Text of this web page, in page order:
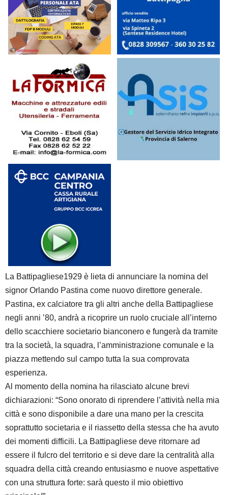
La Battipagliese1929 è lieta di annunciare la nomina del
signor Orlando Pastina come nuovo direttore generale.
Pastina, ex calciatore tra gli altri anche della Battipagliese
negli anni ’80, andrà a ricoprire un ruolo cruciale all’interno
dello scacchiere societario bianconero e fungerà da tramite
tra la società, la squadra, l’amministrazione comunale e la
piazza mettendo sul campo tutta la sua comprovata
esperienza.
Al momento della nomina ha rilasciato alcune brevi
dichiarazioni: “Sono onorato di riprendere l’attività nella mia
città e sono disponibile a dare una mano per la crescita
soprattutto societaria e il riassetto della stessa che ha avuto
dei momenti difficili. La Battipagliese deve ritornare ad
essere il fulcro del territorio e si deve dare la centralità alla
squadra della città creando entusiasmo e nuove aspettative
con una struttura forte: sarà questo il mio obiettivo